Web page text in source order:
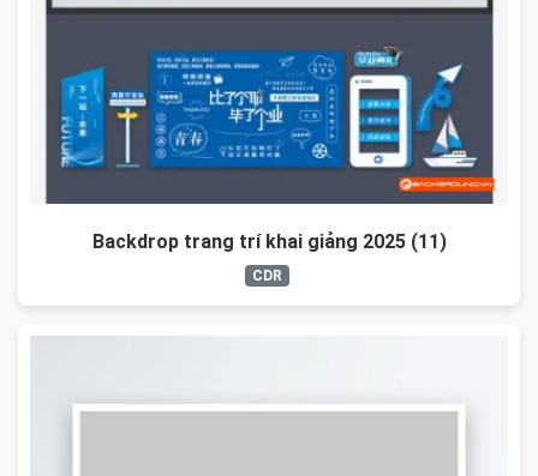
Backdrop trang trí khai giảng 2025 (11)
CDR